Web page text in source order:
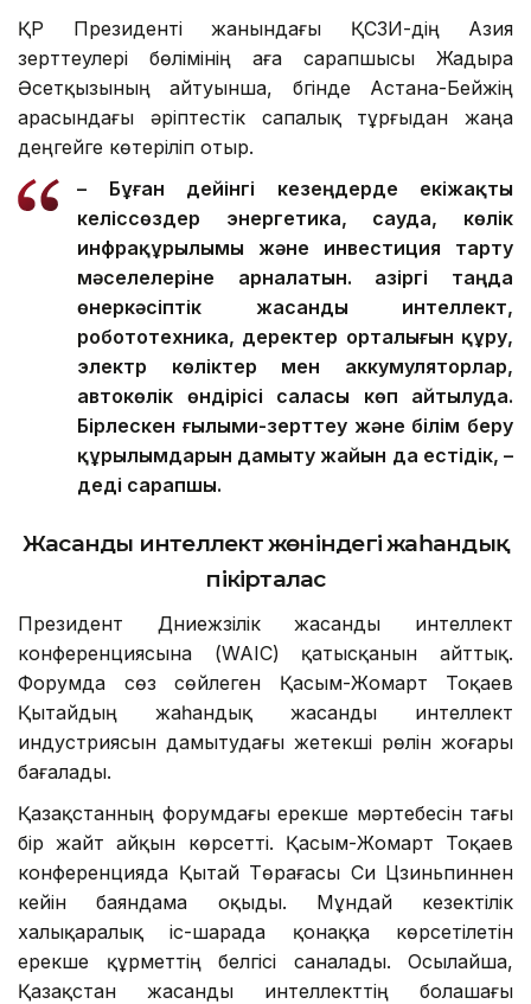
ҚР Президенті жанындағы ҚСЗИ-дің Азия
зерттеулері бөлімінің аға сарапшысы Жадыра
Әсетқызының айтуынша, бүгінде Астана-Бейжің
арасындағы әріптестік сапалық тұрғыдан жаңа
деңгейге көтеріліп отыр.
– Бұған дейінгі кезеңдерде екіжақты
келіссөздер энергетика, сауда, көлік
инфрақұрылымы және инвестиция тарту
мәселелеріне арналатын. Қазіргі таңда
өнеркәсіптік жасанды интеллект,
робототехника, деректер орталығын құру,
электр көліктер мен аккумуляторлар,
автокөлік өндірісі саласы көп айтылуда.
Бірлескен ғылыми-зерттеу және білім беру
құрылымдарын дамыту жайын да естідік, –
деді сарапшы.
Жасанды интеллект жөніндегі жаһандық
пікірталас
Президент Дүниежүзілік жасанды интеллект
конференциясына (WAIC) қатысқанын айттық.
Форумда сөз сөйлеген Қасым-Жомарт Тоқаев
Қытайдың жаһандық жасанды интеллект
индустриясын дамытудағы жетекші рөлін жоғары
бағалады.
Қазақстанның форумдағы ерекше мәртебесін тағы
бір жайт айқын көрсетті. Қасым-Жомарт Тоқаев
конференцияда Қытай Төрағасы Си Цзиньпиннен
кейін баяндама оқыды. Мұндай кезектілік
халықаралық іс-шарада қонаққа көрсетілетін
ерекше құрметтің белгісі саналады. Осылайша,
Қазақстан жасанды интеллекттің болашағы